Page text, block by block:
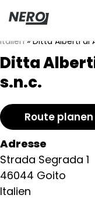
Italien»Ditta Alberti di
Ditta
s.n.c.
Route planen
Adresse
Strada Segrada 1
46044 Goito
Italien